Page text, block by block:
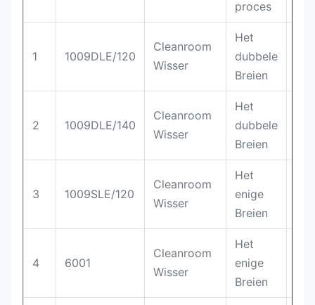
proces
1 1009DLE/120
Cleanroom
Wisser
Het
dubbele
Breien
2 1009DLE/140
Cleanroom
Wisser
Het
dubbele
Breien
3 1009SLE/120
Cleanroom
Wisser
Het
enige
Breien
4 6001
Cleanroom
Wisser
Het
enige
Breien